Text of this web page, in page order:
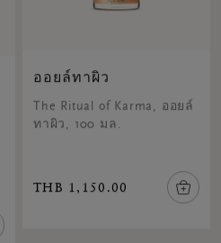
ออยล์ทาผิว
The Ritual of Karma, ออยล์
ทาผิว, 100 มล.
THB 1,150.00